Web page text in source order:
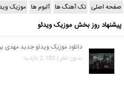
صفحه اصلی تک آهنگ ها آلبوم ها موزیک
پیشنهاد روز بخش موزیک ویدئو
دانلود موزیک ویدئو جدید مهدی
بدون نظر | 2,183 بازدید